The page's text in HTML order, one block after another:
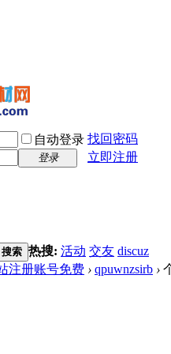
自动登录 找回密码
登录
立即注册
搜索 热搜: 活动 交友 discuz
注册账号免费 › qpuwnzsirb ›